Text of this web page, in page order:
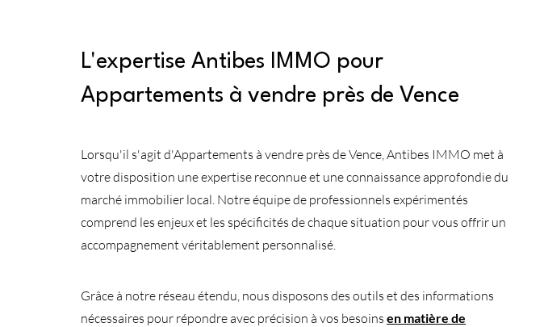
L'expertise Antibes IMMO pour
Appartements à vendre près de Vence
Lorsqu'il s'agit d'Appartements à vendre près de Vence, Antibes IMMO met à
votre disposition une expertise reconnue et une connaissance approfondie du
marché immobilier local. Notre équipe de professionnels expérimentés
comprend les enjeux et les spécificités de chaque situation pour vous offrir un
accompagnement véritablement personnalisé.
Grâce à notre réseau étendu, nous disposons des outils et des informations
nécessaires pour répondre avec précision à vos besoinsen matière de